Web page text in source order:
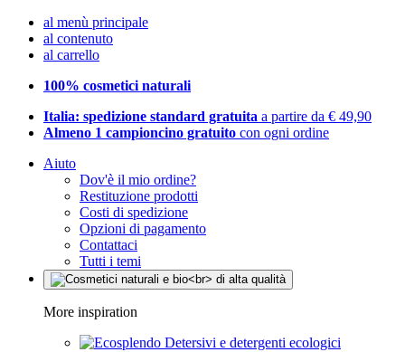
al menù principale
al contenuto
al carrello
100% cosmetici naturali
Italia: spedizione standard gratuita a partire da € 49,90
Almeno 1 campioncino gratuito con ogni ordine
Aiuto
Dov'è il mio ordine?
Restituzione prodotti
Costi di spedizione
Opzioni di pagamento
Contattaci
Tutti i temi
More inspiration
Detersivi e detergenti ecologici